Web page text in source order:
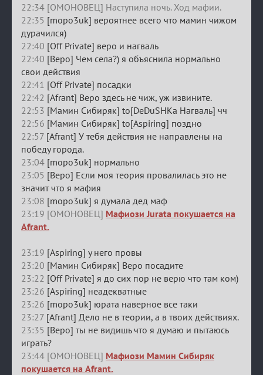
22:34 [ОМОНОВЕЦ] Наступила ночь. Ход мафии.
22:35 [mopo3uk] вероятнее всего что мамин чижом
дурачился)
22:40 [Off Private] веро и нагваль
22:40 [Веро] Чем села?) я объяснила нормально
свои действия
22:41 [Off Private] посадки
22:42 [Afrant] Веро здесь не чиж, уж извините.
22:53 [Мамин Сибиряк] to[DeDuSHKa Нагваль] чч
22:56 [Мамин Сибиряк] to[Aspiring] поздно
22:57 [Afrant] У тебя действия не направлены на
победу города.
23:04 [mopo3uk] нормально
23:05 [Веро] Если моя теория провалилась это не
значит что я мафия
23:08 [mopo3uk] я думала дед маф
23:19 [ОМОНОВЕЦ] Мафиози Jurata покушается на
Afrant.
23:19 [Aspiring] у него провы
23:20 [Мамин Сибиряк] Веро посадите
23:22 [Off Private] я до сих пор не верю что там ком)
23:26 [Aspiring] неадекватные
23:26 [mopo3uk] юрата наверное все таки
23:27 [Afrant] Дело не в теории, а в твоих действиях.
23:35 [Веро] ты не видишь что я думаю и пытаюсь
играть?
23:44 [ОМОНОВЕЦ] Мафиози Мамин Сибиряк
покушается на Afrant.